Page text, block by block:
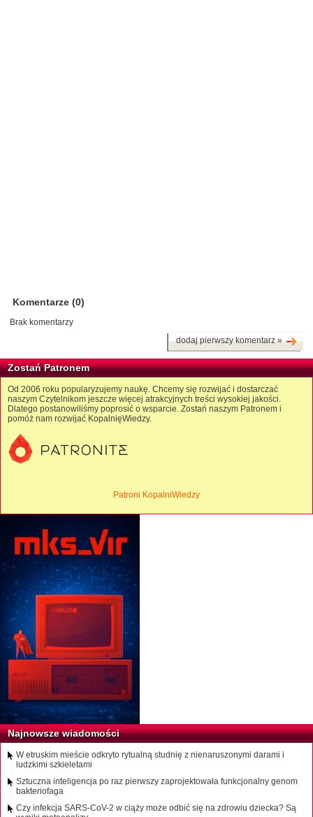
Komentarze (0)
Brak komentarzy
dodaj pierwszy komentarz »
Zostań Patronem
Od 2006 roku popularyzujemy naukę. Chcemy się rozwijać i dostarczać
naszym Czytelnikom jeszcze więcej atrakcyjnych treści wysokiej jakości.
Dlatego postanowiliśmy poprosić o wsparcie. Zostań naszym Patronem i
pomóż nam rozwijać KopalnięWiedzy.
Patroni KopalniWiedzy
Najnowsze wiadomości
W etruskim mieście odkryto rytualną studnię z nienaruszonymi darami i
ludzkimi szkieletami
Sztuczna inteligencja po raz pierwszy zaprojektowała funkcjonalny genom
bakteriofaga
Czy infekcja SARS-CoV-2 w ciąży może odbić się na zdrowiu dziecka? Są